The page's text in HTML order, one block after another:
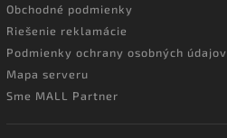
Obchodné podmienky
Riešenie reklamácie
Podmienky ochrany osobných údajov
Mapa serveru
Sme MALL Partner